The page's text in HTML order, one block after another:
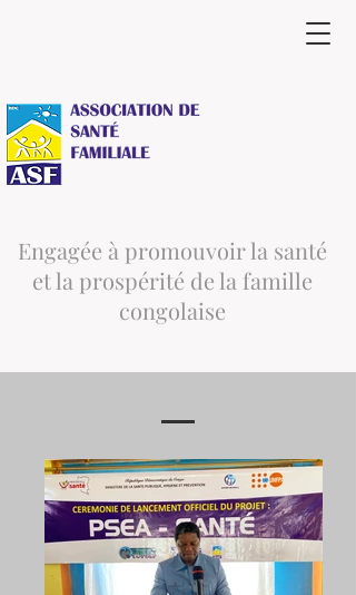
Engagée à promouvoir la santé
et la prospérité de la famille
congolaise